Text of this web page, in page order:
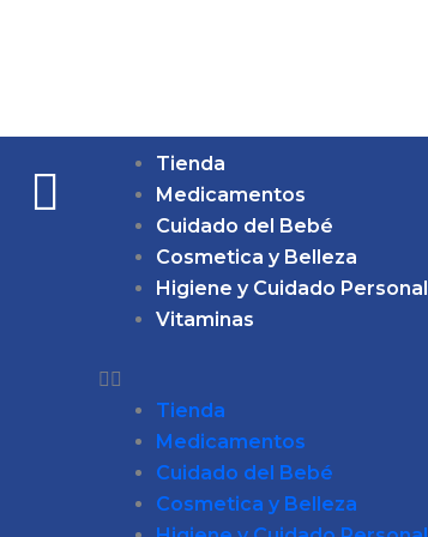
Tienda
Medicamentos
Cuidado del Bebé
Cosmetica y Belleza
Higiene y Cuidado Personal
Vitaminas
Tienda
Medicamentos
Cuidado del Bebé
Cosmetica y Belleza